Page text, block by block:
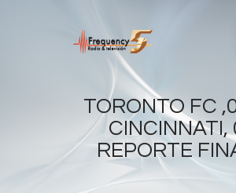
TORONTO FC
CINCINNATI,
REPORTE
Home
Radios